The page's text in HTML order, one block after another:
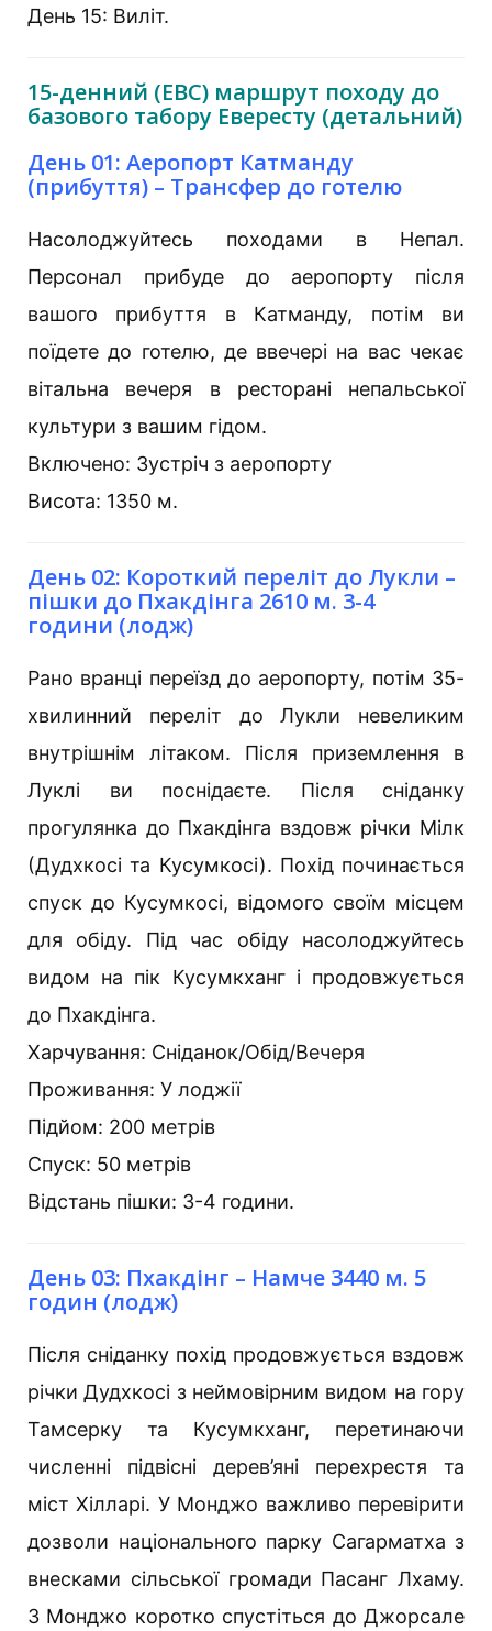
День 15: Виліт.
15-денний (EBC) маршрут походу до
базового табору Евересту (детальний)
День 01: Аеропорт Катманду
(прибуття) – Трансфер до готелю
Насолоджуйтесь походами в Непал.
Персонал прибуде до аеропорту після
вашого прибуття в Катманду, потім ви
поїдете до готелю, де ввечері на вас чекає
вітальна вечеря в ресторані непальської
культури з вашим гідом.
Включено: Зустріч з аеропорту
Висота: 1350 м.
День 02: Короткий переліт до Лукли –
пішки до Пхакдінга 2610 м. 3-4
години (лодж)
Рано вранці переїзд до аеропорту, потім 35-
хвилинний переліт до Лукли невеликим
внутрішнім літаком. Після приземлення в
Луклі ви поснідаєте. Після сніданку
прогулянка до Пхакдінга вздовж річки Мілк
(Дудхкосі та Кусумкосі). Похід починається
спуск до Кусумкосі, відомого своїм місцем
для обіду. Під час обіду насолоджуйтесь
видом на пік Кусумкханг і продовжується
до Пхакдінга.
Харчування: Сніданок/Обід/Вечеря
Проживання: У лоджії
Підйом: 200 метрів
Спуск: 50 метрів
Відстань пішки: 3-4 години.
День 03: Пхакдінг – Намче 3440 м. 5
годин (лодж)
Після сніданку похід продовжується вздовж
річки Дудхкосі з неймовірним видом на гору
Тамсерку та Кусумкханг, перетинаючи
численні підвісні дерев’яні перехрестя та
міст Хілларі. У Монджо важливо перевірити
дозволи національного парку Сагарматха з
внесками сільської громади Пасанг Лхаму.
З Монджо коротко спустіться до Джорсале